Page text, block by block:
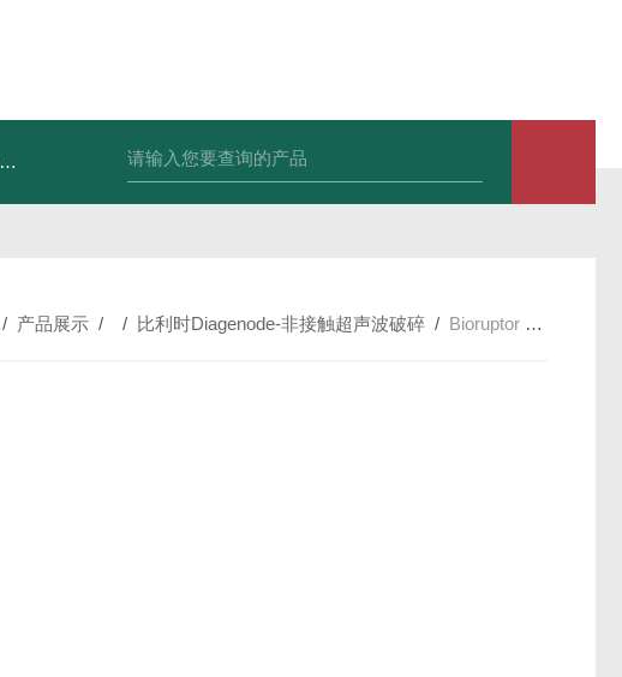
CelCulture® 直热式二氧化碳培养箱
/ 产品展示 / / 比利时Diagenode-非接触超声波破碎 / Bioruptor Plus 非接触超声波破碎仪